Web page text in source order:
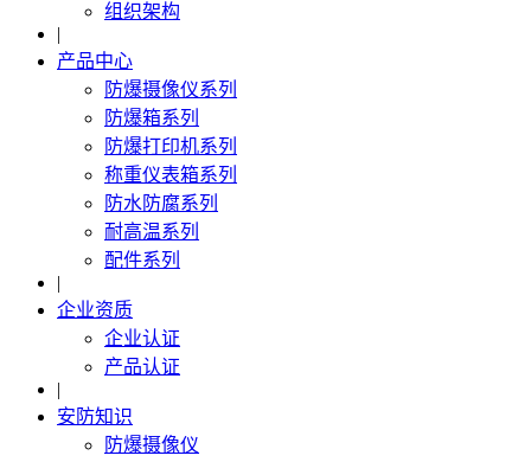
组织架构
|
产品中心
防爆摄像仪系列
防爆箱系列
防爆打印机系列
称重仪表箱系列
防水防腐系列
耐高温系列
配件系列
|
企业资质
企业认证
产品认证
|
安防知识
防爆摄像仪